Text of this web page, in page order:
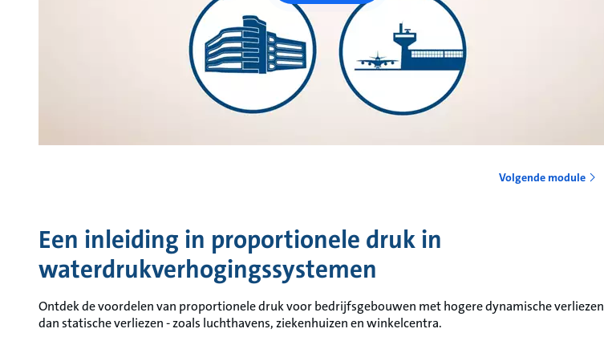
Volgende module
Een inleiding in proportionele druk in
waterdrukverhogingssystemen
Ontdek de voordelen van proportionele druk voor bedrijfsgebouwen met hogere dynamische verliezen
dan statische verliezen - zoals luchthavens, ziekenhuizen en winkelcentra.